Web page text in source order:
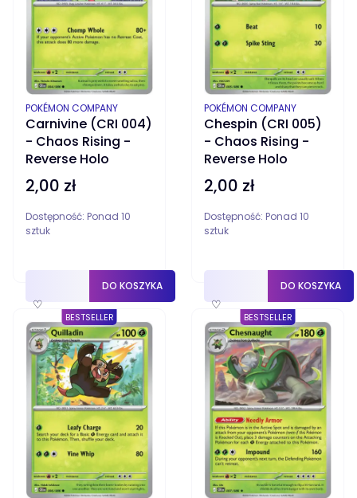
Carnivine (CRI 004)
- Chaos Rising -
Reverse Holo
PRODUCENT
POKÉMON COMPANY
Cena
2,00 zł
Dostępność: Ponad 10
sztuk
♡
DO KOSZYKA
Chespin (CRI 005)
- Chaos Rising -
Reverse Holo
PRODUCENT
POKÉMON COMPANY
Cena
2,00 zł
Dostępność: Ponad 10
sztuk
♡
DO KOSZYKA
BESTSELLER BESTSELLER